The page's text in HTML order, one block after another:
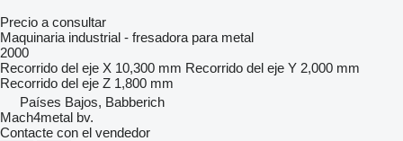
Precio a consultar
Maquinaria industrial - fresadora para metal
2000
Recorrido del eje X 10,300 mm Recorrido del eje Y 2,000 mm
Recorrido del eje Z 1,800 mm
Países Bajos, Babberich
Mach4metal bv.
Contacte con el vendedor